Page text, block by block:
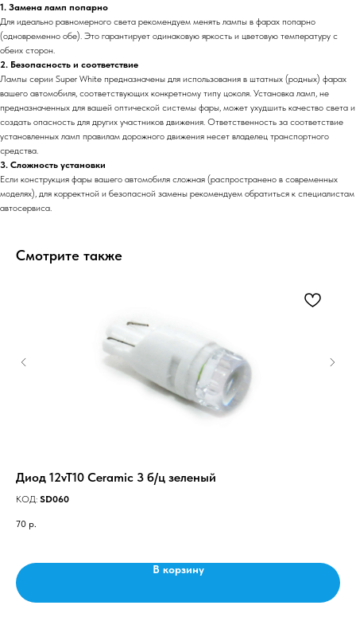
1. Замена ламп попарно
Для идеально равномерного света рекомендуем менять лампы в фарах попарно
(одновременно обе). Это гарантирует одинаковую яркость и цветовую температуру с
обеих сторон.
2. Безопасность и соответствие
Лампы серии Super White предназначены для использования в штатных (родных) фарах
вашего автомобиля, соответствующих конкретному типу цоколя. Установка ламп, не
предназначенных для вашей оптической системы фары, может ухудшить качество света и
создать опасность для других участников движения. Ответственность за соответствие
установленных ламп правилам дорожного движения несет владелец транспортного
средства.
3. Сложность установки
Если конструкция фары вашего автомобиля сложная (распространено в современных
моделях), для корректной и безопасной замены рекомендуем обратиться к специалистам
автосервиса.
Смотрите также
Диод 12vT10 Ceramic 3 б/ц зеленый
КОД: SD060
70 р.
В корзину